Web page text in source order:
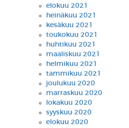
elokuu 2021
heinäkuu 2021
kesäkuu 2021
toukokuu 2021
huhtikuu 2021
maaliskuu 2021
helmikuu 2021
tammikuu 2021
joulukuu 2020
marraskuu 2020
lokakuu 2020
syyskuu 2020
elokuu 2020